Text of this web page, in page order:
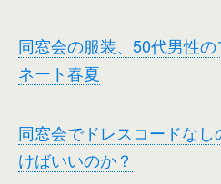
同窓会の服装、50代男性
ネート春夏
同窓会でドレスコードな
けばいいのか？